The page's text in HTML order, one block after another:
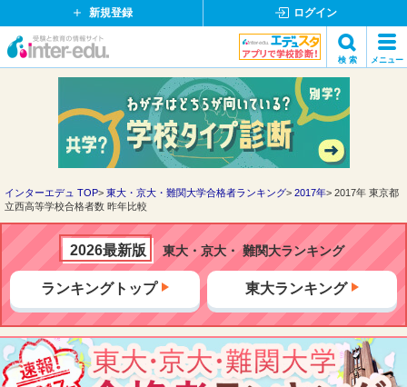
新規登録 ログイン
イ
ド
ッ
ト
検 索 メニュー
検索
インターエデュ TOP 東大・京大・難関大学合格者ランキング 2017年
2017年 東京都
立西高等学校合格者数 昨年比較
2026最新版 東大・京大・ 難関大ランキング
ランキングトップ 東大ランキング